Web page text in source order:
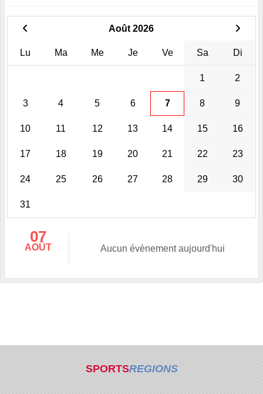
Août 2026
Lu Ma Me Je Ve Sa Di
1 2
3 4 5 6 7 8 9
10 11 12 13 14 15 16
17 18 19 20 21 22 23
24 25 26 27 28 29 30
31
07
AOÛT Aucun évènement aujourd'hui
SPORTSREGIONS